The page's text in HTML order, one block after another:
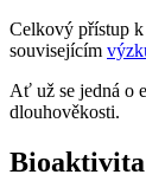
Celkový přístup k
souvisejícím
Ať už se jedná o
dlouhověkosti.